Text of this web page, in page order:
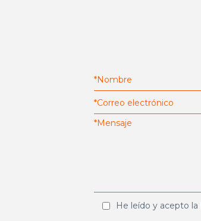
He leído y acepto la